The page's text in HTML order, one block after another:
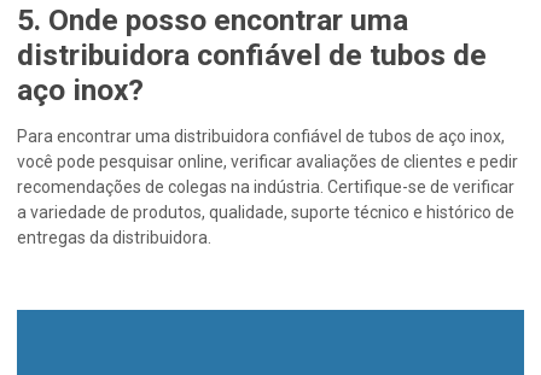
5. Onde posso encontrar uma
distribuidora confiável de tubos de
aço inox?
Para encontrar uma distribuidora confiável de tubos de aço inox,
você pode pesquisar online, verificar avaliações de clientes e pedir
recomendações de colegas na indústria. Certifique-se de verificar
a variedade de produtos, qualidade, suporte técnico e histórico de
entregas da distribuidora.